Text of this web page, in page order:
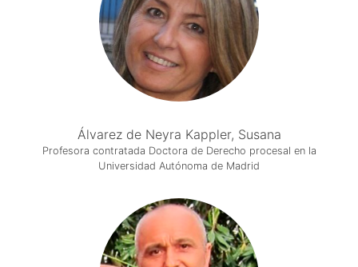
Álvarez de Neyra Kappler, Susana
Profesora contratada Doctora de Derecho procesal en la
Universidad Autónoma de Madrid